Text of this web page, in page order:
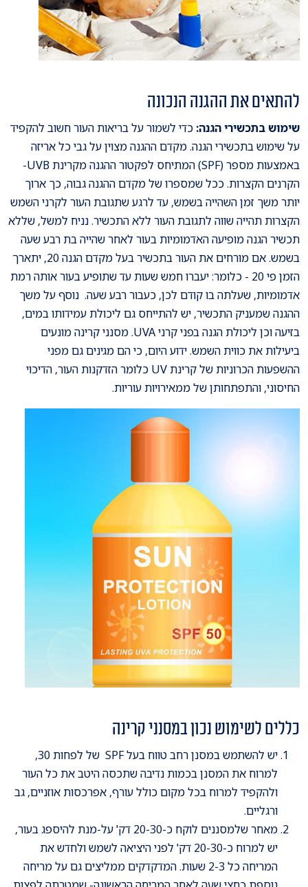
להתאים את ההגנה הנכונה
שימוש בתכשירי הגנה: כדי לשמור על בריאות העור חשוב להקפיד
על שימוש בתכשירי הגנה. מקדם ההגנה מצוין על גבי כל אריזה
באמצעות מספר (SPF) המתיחס לפקטור ההגנה מקרינת UVB-
הקרנים הקצרות. ככל שמספרו של מקדם ההגנה גבוה, כך ארוך
יותר משך זמן השהייה בשמש, עד לרגע שתגובת העור לקרני השמש
הקצרות תהייה שווה לתגובת העור ללא התכשיר. נניח למשל, שללא
תכשיר הגנה מופיעה האדמומיות בעור לאחר שהייה בת רבע שעה
בשמש. אם מורחים את העור בתכשיר בעל מקדם הגנה 20, יתארך
הזמן פי 20 - כלומר: יעברו חמש שעות עד שתופיע בעור אותה רמת
אדמומיות, שעלתה בו קודם לכן, כעבור רבע שעה. נוסף על משך
ההגנה שמעניק התכשיר, יש להתייחס גם ליכולת עמידותו במים,
בזיעה וכן ליכולת הגנה בפני קרני UVA. מסנני קרינה מונעים
ביעילות את כווית השמש. ידוע היום, כי הם מגינים גם מפני
ההשפעות הכרוניות של קרינת UV כלומר הזדקנות העור, הדיכוי
החיסוני, והתפתחותן של ממאירויות עוריות.
כללים לשימוש נכון במסנני קרינה
יש להשתמש במסנן רחב טווח בעל SPF של לפחות 30,
למרוח את המסנן בכמות נדיבה שתכסה היטב את כל העור
ולהקפיד למרוח בכל מקום כולל עורף, אפרכסות אוזניים, גב
ורגליים.
מאחר שלמסננים לוקח כ-20-30 דק' על-מנת להיספג בעור,
יש למרוח כ-20-30 דק' לפני היציאה לשמש ולחדש את
המריחה כל 2-3 שעות. המדקדקים ממליצים גם על מריחה